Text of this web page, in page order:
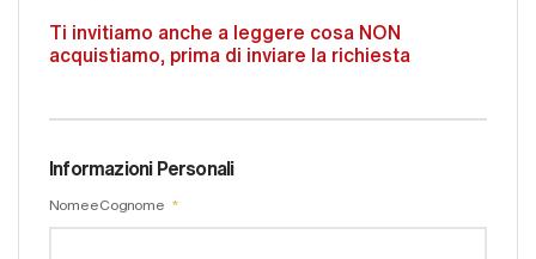
Ti invitiamo anche a leggere cosa NON
acquistiamo, prima di inviare la richiesta
Informazioni Personali
Nome e Cognome